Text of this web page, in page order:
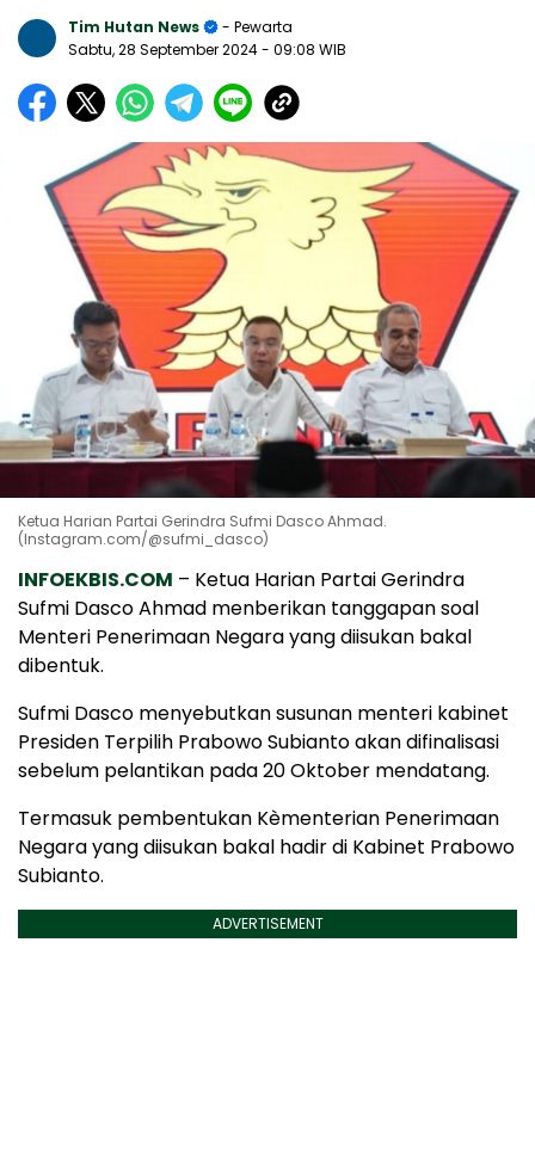
Tim Hutan News
- Pewarta
Sabtu, 28 September 2024- 09:08 WIB
Ketua Harian Partai Gerindra Sufmi Dasco Ahmad.
(Instagram.com/@sufmi_dasco)
INFOEKBIS.COM – Ketua Harian Partai Gerindra
Sufmi Dasco Ahmad menberikan tanggapan soal
Menteri Penerimaan Negara yang diisukan bakal
dibentuk.
Sufmi Dasco menyebutkan susunan menteri kabinet
Presiden Terpilih Prabowo Subianto akan difinalisasi
sebelum pelantikan pada 20 Oktober mendatang.
Termasuk pembentukan Kèmenterian Penerimaan
Negara yang diisukan bakal hadir di Kabinet Prabowo
Subianto.
ADVERTISEMENT